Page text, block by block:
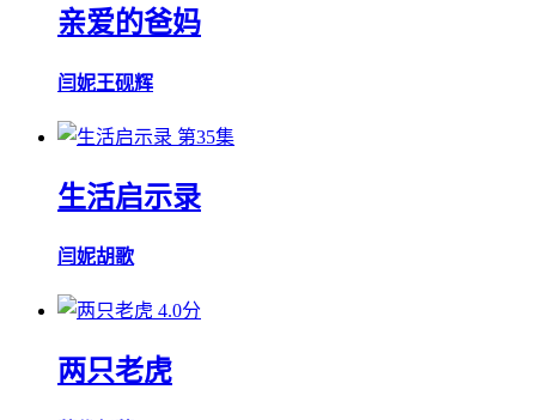
亲爱的爸妈
闫妮王砚辉
第35集
生活启示录
闫妮胡歌
4.0分
两只老虎